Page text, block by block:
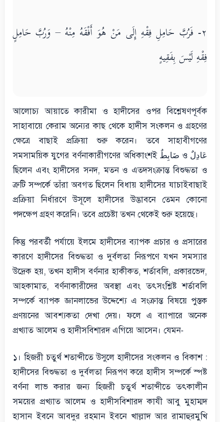
٢- فَرُبَّ حَامِلِ فِقْهِ إِلَى مَنْ هُوَ أَفْقَهُ مِنْهُ – وَرُبَّ حَامِلٍ
فِقْهِ لَيْسَ بِفَقِيهٍ
আলোচ্য আয়াতে কারীমা ও হাদীসের ওপর বিশ্লেষণপূর্বক
সাহাবায়ে কেরাম অন্যের কাছ থেকে হাদীস সংকলন ও গ্রহণের
ক্ষেত্রে বাছাই প্রক্রিয়া শুরু করেন। তবে সাহাবীগণের
সমসাময়িক যুগের বর্ণনাকারীগণের অধিকাংশই ضَابِطٌ ও عَادِلٌ
ছিলেন এবং হাদীসের সনদ, মতন ও এতদসংক্রান্ত বিশুদ্ধতা ও
ত্রুটি সম্পর্কে তাঁরা অবগত ছিলেন বিধায় হাদীসের যাচাইবাছাই
প্রক্রিয়া নির্ধারণে উসূলে হাদীসের উদ্ভাবনে তেমন কোনো
পদক্ষেপ গ্রহণ করেনি। তবে প্রচেষ্টা তখন থেকেই শুরু হয়েছে।
কিন্তু পরবর্তী পর্যায়ে ইলমে হাদীসের ব্যাপক প্রচার ও প্রসারের
কারণে হাদীসের বিশুদ্ধতা ও দুর্বলতা নিরূপণে যখন সমস্যার
উদ্রেক হয়, তখন হাদীস বর্ণনার হাকীকত, শর্তাবলি, প্রকারভেদ,
আহকামাত, বর্ণনাকারীদের অবস্থা এবং তৎসংশ্লিষ্ট শর্তাবলি
সম্পর্কে ব্যাপক জ্ঞানলাভের উদ্দেশ্যে এ সংক্রান্ত বিষয়ে পুস্তক
প্রণয়নের আবশ্যকতা দেখা দেয়। ফলে এ ব্যাপারে অনেক
প্রখ্যাত আলেম ও হাদীসবিশারদ এগিয়ে আসেন। যেমন-
১। হিজরী চতুর্থ শতাব্দীতে উসুলে হাদীসের সংকলন ও বিকাশ :
হাদীসের বিশুদ্ধতা ও দুর্বলতা নিরূপণ করে হাদীস সম্পর্কে স্পষ্ট
বর্ণনা লাভ করার জন্য হিজরী চতুর্থ শতাব্দীতে তৎকালীন
সময়ের প্রখ্যাত আলেম ও হাদীসবিশারদ কাযী আবু মুহাম্মদ
হাসান ইবনে আবদুর রহমান ইবনে খাল্লাদ আর রামাহুরমুখি